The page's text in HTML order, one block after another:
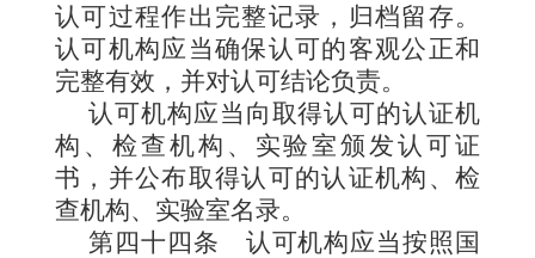
认可过程作出完整记录，归档留存。
认可机构应当确保认可的客观公正和
完整有效，并对认可结论负责。
认可机构应当向取得认可的认证机
构、检查机构、实验室颁发认可证
书，并公布取得认可的认证机构、检
查机构、实验室名录。
第四十四条 认可机构应当按照国